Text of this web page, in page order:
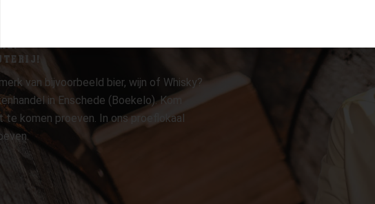
van bijvoorbeeld bier, wijn of Whisky?
in Enschede (Boekelo). Kom
komen proeven. In ons proeflokaal